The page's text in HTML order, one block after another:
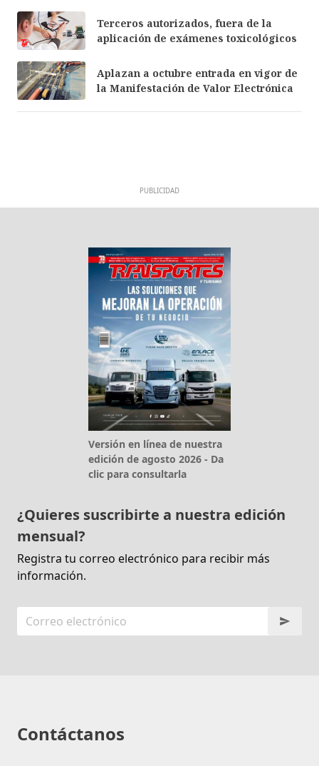
Terceros autorizados, fuera de la
aplicación de exámenes toxicológicos
Aplazan a octubre entrada en vigor de
la Manifestación de Valor Electrónica
PUBLICIDAD
Versión en línea de nuestra
edición de agosto 2026 - Da
clic para consultarla
¿Quieres suscribirte a nuestra edición
mensual?
Registra tu correo electrónico para recibir más
información.
Contáctanos